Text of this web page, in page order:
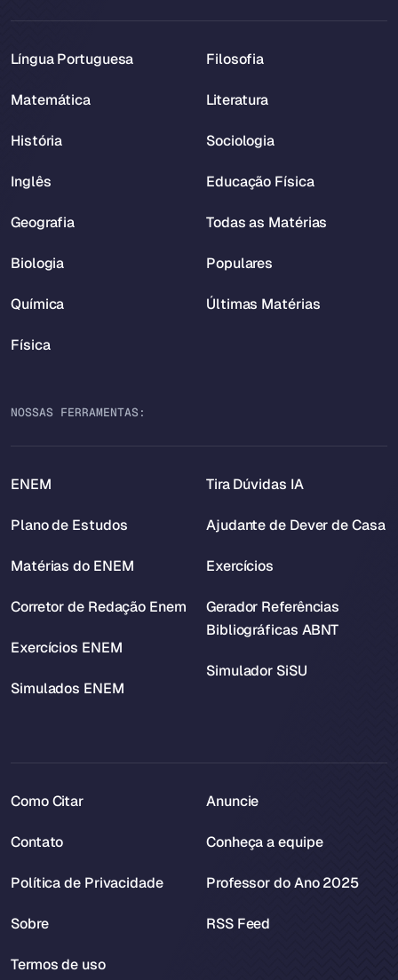
Língua Portuguesa
Matemática
História
Inglês
Geografia
Biologia
Química
Física
Filosofia
Literatura
Sociologia
Educação Física
Todas as Matérias
Populares
Últimas Matérias
NOSSAS FERRAMENTAS:
ENEM
Plano de Estudos
Matérias do ENEM
Corretor de Redação Enem
Exercícios ENEM
Simulados ENEM
Tira Dúvidas IA
Ajudante de Dever de Casa
Exercícios
Gerador Referências
Bibliográficas ABNT
Simulador SiSU
Como Citar
Contato
Política de Privacidade
Sobre
Termos de uso
Anuncie
Conheça a equipe
Professor do Ano 2025
RSS Feed